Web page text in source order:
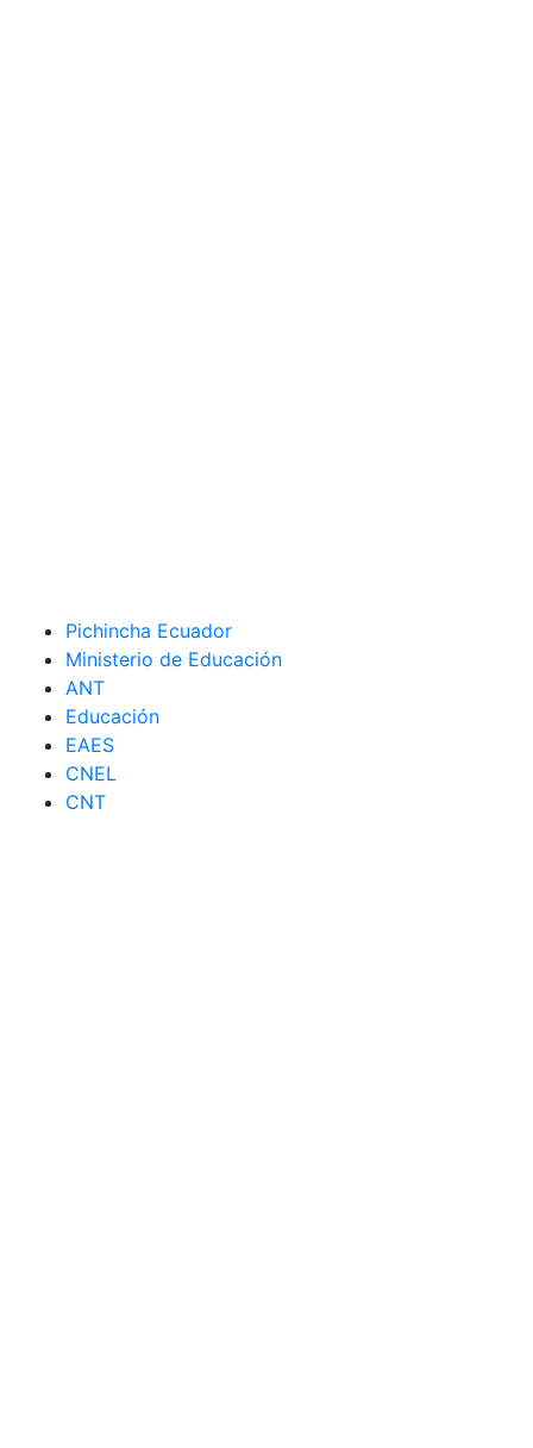
Pichincha Ecuador
Ministerio de Educación
ANT
Educación
EAES
CNEL
CNT